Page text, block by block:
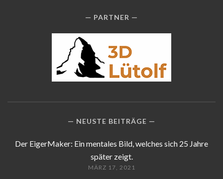
PARTNER
NEUSTE BEITRÄGE
Der EigerMaker: Ein mentales Bild, welches sich 25 Jahre
später zeigt.
MÄRZ 17, 2021